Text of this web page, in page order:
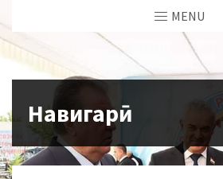
MENU
Навигарӣ